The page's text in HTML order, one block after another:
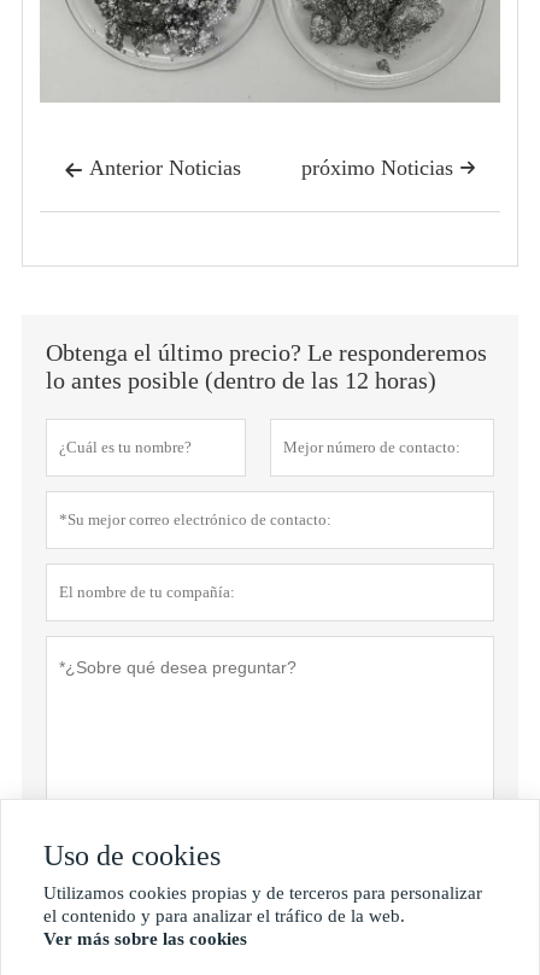
 Anterior Noticias 
próximo Noticias
Obtenga el último precio? Le responderemos
lo antes posible (dentro de las 12 horas)
Uso de cookies
Utilizamos cookies propias y de terceros para personalizar
el contenido y para analizar el tráfico de la web.
Ver más sobre las cookies